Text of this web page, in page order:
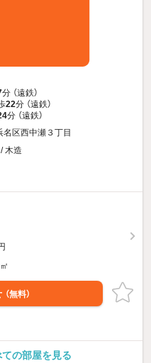
分 （遠鉄）
22分 （遠鉄）
分 （遠鉄）
区西中瀬３丁目
木造
（無料）
の部屋を見る